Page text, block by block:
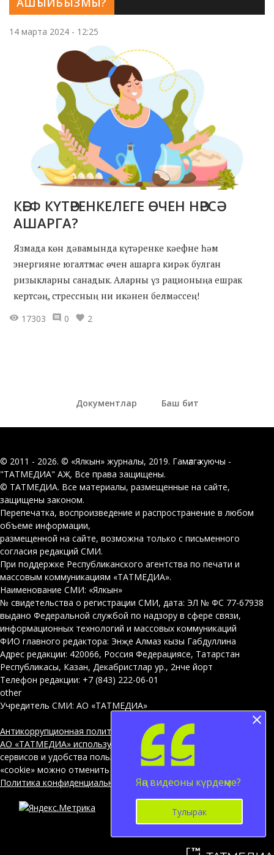
14 марта 2024 - 12:25
КӘЕФ КҮТӘРЕНКЕЛЕГЕ ӨЧЕН НӘРСӘ
АШАРГА?
Язмада көн дәвамында күтәренке кәефне һәм
энергияне югалтмас өчен ашарга кирәк булган
ризыкларны санадык. Аларны үз рационыңа ешрак
кертсәң, стрессның ни икәнен белмәссең!
17303
0 2
Документлар Баш бит
© 2011 - 2026. © «Ялкын» журналы, 2019. Гамәлгә куючы -
"ТАТМЕДИА" АҖ. Все права защищены.
© ТАТМЕДИА. Все материалы, размещенные на сайте,
защищены законом.
Перепечатка, воспроизведение и распространение в любом
объеме информации,
размещенной на сайте, возможна только с письменного
согласия редакций СМИ.
При поддержке Республиканского агентства по печати и
массовым коммуникациям «ТАТМЕДИА».
Наименование СМИ: «Ялкын»
№ свидетельства о регистрации СМИ, дата: ЭЛ № ФС 77-67938
выдано Федеральной службой по надзору в сфере связи,
информационных технологий и массовых коммуникаций
ФИО главного редактора: Энҗе Алмаз кызы Габдуллина
Адрес редакции: 420066, Россия Федерациясе, Татарстан
Республикасы, Казан, Декабристлар ур., 2нче йорт
Телефон редакции: +7 (843) 222-06-01
other
Учредитель СМИ: АО «ТАТМЕДИА»
Антикоррупционная политика
АО «ТАТМЕДИА» использует «cookie»для персонализации
сервисов и удобства пользователей сайтом. Использование
«cookie» можно отменить в настройках браузера.
Политика конфиденциальности
12+
Яңа видеоны күрдеңме?
Тулырак